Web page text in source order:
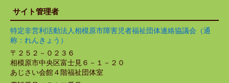
サイト管理者
特定非営利活動法人相模原市障害児者福祉団体連絡協議会（通
称：れんきょう）
〒２５２－０２３６
相模原市中央区富士見６－１－２０
あじさい会館４階福祉団体室